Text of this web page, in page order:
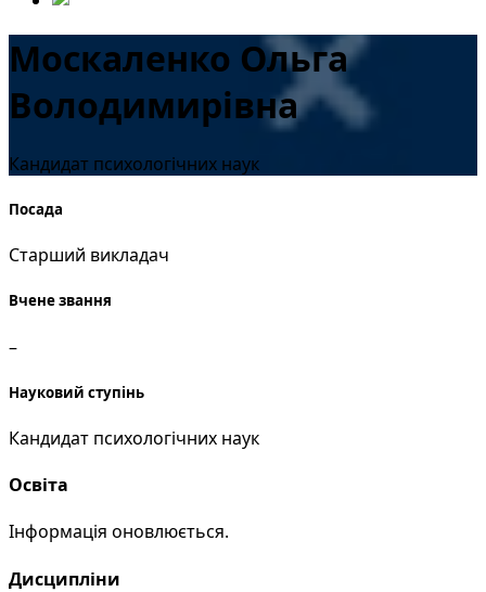
Москаленко Ольга
Володимирівна
Кандидат психологічних наук
Посада
Старший викладач
Вчене звання
–
Науковий ступінь
Кандидат психологічних наук
Освіта
Інформація оновлюється.
Дисципліни